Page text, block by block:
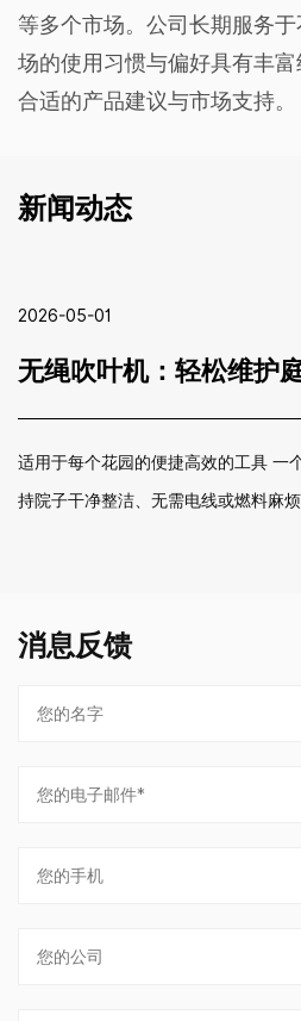
等多个市场。公司长期服务于
场的使用习惯与偏好具有丰富
合适的产品建议与市场支持。
新闻动态
2026-05-01
无绳吹叶机：轻松维护
适用于每个花园的便捷高效的工具 一
持院子干净整洁、无需电线或燃料麻
消息反馈